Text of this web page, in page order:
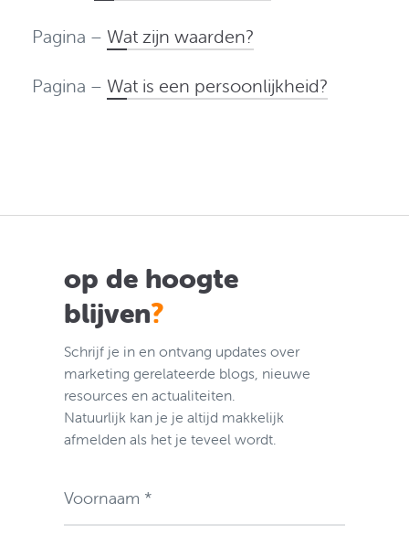
Pagina – Wat zijn waarden?
Pagina – Wat is een persoonlijkheid?
op de hoogte
blijven?
Schrijf je in en ontvang updates over
marketing gerelateerde blogs, nieuwe
resources en actualiteiten.
Natuurlijk kan je je altijd makkelijk
afmelden als het je teveel wordt.
Voornaam *